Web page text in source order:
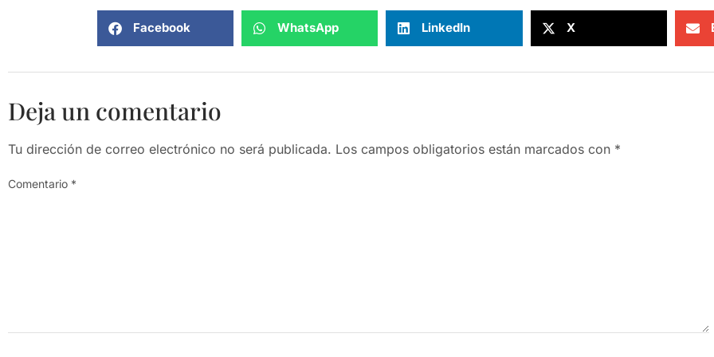
Facebook WhatsApp LinkedIn X
Deja un comentario
Tu dirección de correo electrónico no será publicada. Los campos obligatorios están marcados con *
Comentario *